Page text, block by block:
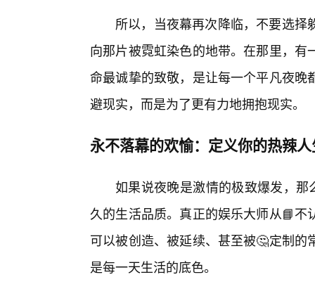
所以，当夜幕再次降临，不要选
向那片被霓虹染色的地带。在那里，
命最诚挚的致敬，是让每一个平凡夜
避现实，而是为了更有力地拥抱现实。
永不落幕的欢愉：定义你的热辣
如果说夜晚是激情的极致爆发，那
久的生活品质。真正的娱乐大师从📘
可以被创造、被延续、甚至被🤔定制
是每一天生活的底色。